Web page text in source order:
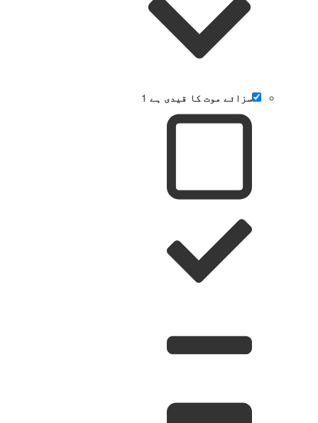
سزائے موت کا قیدی ہے 1